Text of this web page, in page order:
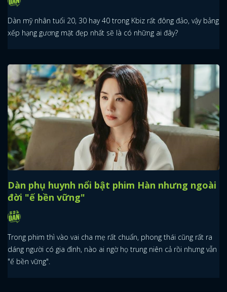
Dàn mỹ nhân tuổi 20, 30 hay 40 trong Kbiz rất đông đảo, vậy bảng
xếp hạng gương mặt đẹp nhất sẽ là có những ai đây?
Dàn phụ huynh nổi bật phim Hàn nhưng ngoài
đời "ế bền vững"
Trong phim thì vào vai cha mẹ rất chuẩn, phong thái cũng rất ra
dáng người có gia đình, nào ai ngờ họ trung niên cả rồi nhưng vẫn
"ế bền vững".